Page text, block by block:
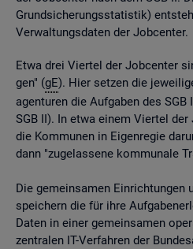
Grund­si­che­rungs­sta­tis­tik)
Ver­wal­tungs­da­ten der Job­cen­ter.
Etwa drei Vier­tel der Job­cen­ter
gen" (gE). Hier set­zen die
agen­tu­ren die Auf­ga­ben des
SGB II). In etwa einem Vier­tel
die Kom­mu­nen in Ei­gen­re­gie
dann "zu­ge­las­se­ne kom­mu­na­le
Die ge­mein­sa­men Ein­rich­tun­gen
spei­chern die für ihre
Daten in einer ge­mein­sa­men
zen­tra­len IT-Ver­fah­ren der